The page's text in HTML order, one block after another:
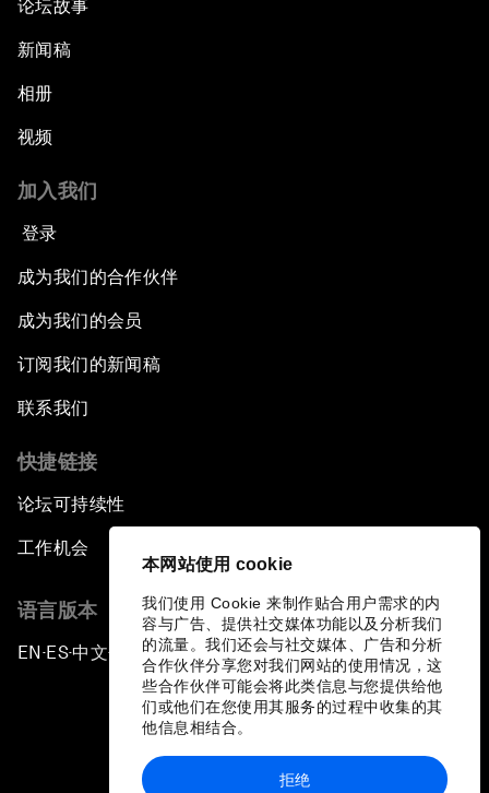
本网站使用 cookie
我们使用 Cookie 来制作贴合用户需求的内
容与广告、提供社交媒体功能以及分析我们
的流量。我们还会与社交媒体、广告和分析
合作伙伴分享您对我们网站的使用情况，这
些合作伙伴可能会将此类信息与您提供给他
们或他们在您使用其服务的过程中收集的其
他信息相结合。
拒绝
论坛故事
新闻稿
相册
视频
加入我们
登录
成为我们的合作伙伴
成为我们的会员
订阅我们的新闻稿
联系我们
快捷链接
论坛可持续性
工作机会
语言版本
EN ▪ES▪中文▪ 日本語